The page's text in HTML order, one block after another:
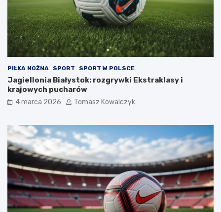
PIŁKA NOŻNA SPORT SPORT W POLSCE
Jagiellonia Białystok: rozgrywki Ekstraklasy i
krajowych pucharów
4 marca 2026 Tomasz Kowalczyk